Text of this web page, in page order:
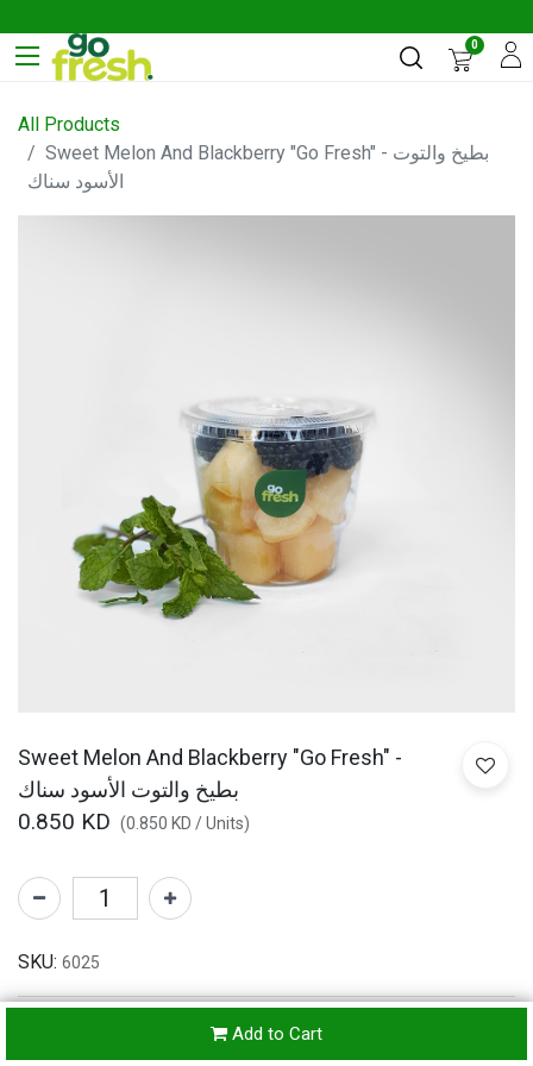
0
All Products
Sweet Melon And Blackberry "Go Fresh" - بطيخ والتوت
الأسود سناك
Sweet Melon And Blackberry "Go Fresh" -
بطيخ والتوت الأسود سناك
0.850 KD (0.850 KD /Units)
Add to Cart
SKU: 6025
Refunds & Returns Accepted